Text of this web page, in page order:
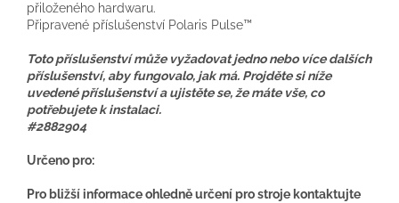
přiloženého hardwaru.
Připravené příslušenství Polaris Pulse™
Toto příslušenství může vyžadovat jedno nebo více dalších
příslušenství, aby fungovalo, jak má. Projděte si níže
uvedené příslušenství a ujistěte se, že máte vše, co
potřebujete k instalaci.
#2882904
Určeno pro:
Pro bližší informace ohledně určení pro stroje kontaktujte